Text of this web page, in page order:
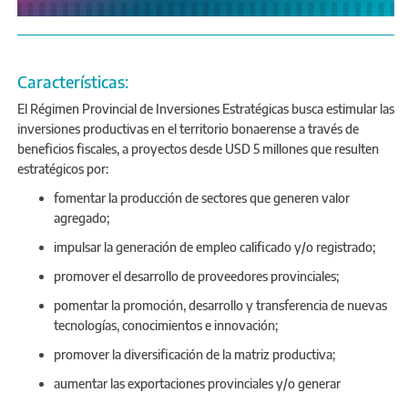
Características:
El Régimen Provincial de Inversiones Estratégicas busca estimular las
inversiones productivas en el territorio bonaerense a través de
beneficios fiscales, a proyectos desde USD 5 millones que resulten
estratégicos por:
fomentar la producción de sectores que generen valor
agregado;
impulsar la generación de empleo calificado y/o registrado;
promover el desarrollo de proveedores provinciales;
pomentar la promoción, desarrollo y transferencia de nuevas
tecnologías, conocimientos e innovación;
promover la diversificación de la matriz productiva;
aumentar las exportaciones provinciales y/o generar